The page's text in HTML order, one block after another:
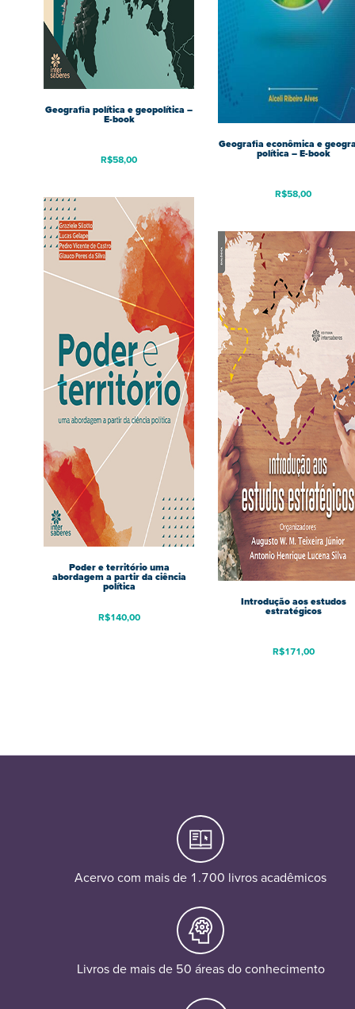
Geografia política e geopolítica –
E-book
R$58,00
Geografia econômica e
política – E-book
R$58,00
Poder e território uma
abordagem a partir da ciência
política
R$140,00
Introdução aos estudos
estratégicos
R$171,00
Acervo com mais de 1.700 livros acadêmicos
Livros de mais de 50 áreas do conhecimento